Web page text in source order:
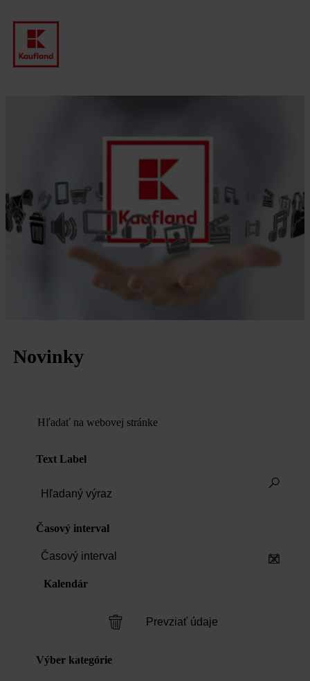
Novinky
Hľadať na webovej stránke
Text Label
Časový interval
Časový interval
Kalendár
Prevziať údaje
Výber kategórie